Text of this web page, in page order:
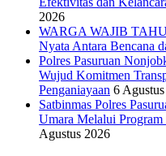
2026
WARGA WAJIB
Nyata Antara Bencana
Polres Pasuruan
Wujud Komitmen
Penganiayaan 6
Satbinmas Polres
Umara Melalui
Agustus 2026